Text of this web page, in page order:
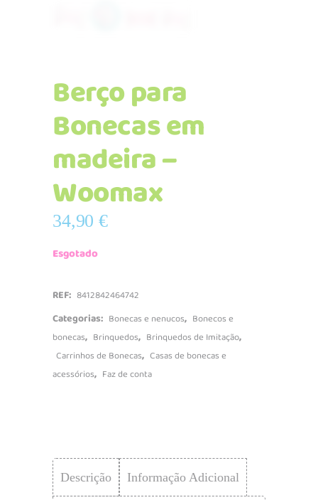
Berço para
Bonecas em
madeira –
Woomax
34,90€
Esgotado
REF: 8412842464742
Categorias: Bonecas e nenucos, Bonecos e
bonecas, Brinquedos, Brinquedos de Imitação,
Carrinhos de Bonecas, Casas de bonecas e
acessórios, Faz de conta
Descrição Informação Adicional